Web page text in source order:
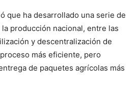
que ha desarrollado una serie de
producción nacional, entre las
y descentralización de
más eficiente, pero
de paquetes agrícolas más